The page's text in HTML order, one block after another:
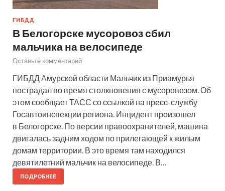
ГИБДД
В Белогорске мусоровоз сбил
мальчика на велосипеде
Оставьте комментарий
ГИБДД Амурской области Мальчик из Приамурья
пострадал во время столкновения с мусоровозом. Об
этом сообщает ТАСС со ссылкой на пресс-службу
Госавтоинспекции региона. Инцидент произошел
в Белогорске. По версии правоохранителей, машина
двигалась задним ходом по прилегающей к жилым
домам территории. В это время там находился
девятилетний мальчик на велосипеде. В…
ПОДРОБНЕЕ